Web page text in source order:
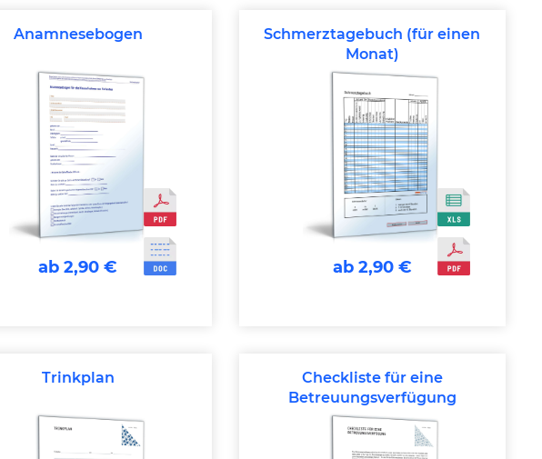
Anamnesebogen
ab 2,90 €
Schmerztagebuch (für einen
Monat)
ab 2,90 €
Trinkplan
Checkliste für eine
Betreuungsverfügung